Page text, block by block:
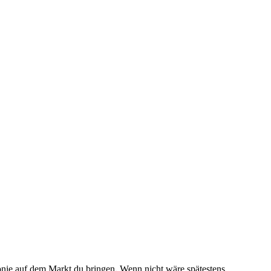
auf dem Markt du bringen. Wenn nicht wäre spätestens